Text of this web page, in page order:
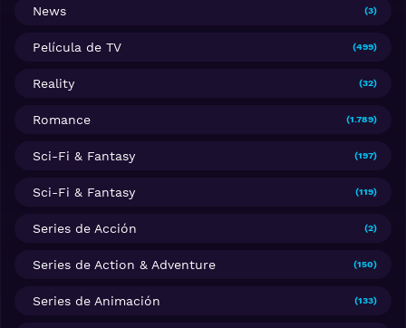
News (3)
Película de TV (499)
Reality (32)
Romance (1.789)
Sci-Fi & Fantasy (197)
Sci-Fi & Fantasy (119)
Series de Acción (2)
Series de Action & Adventure (150)
Series de Animación (133)